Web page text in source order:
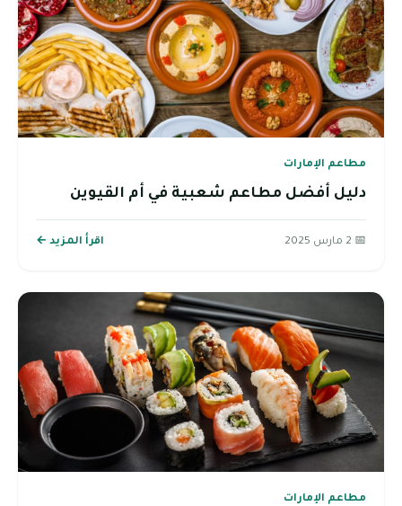
مطاعم الإمارات
دليل أفضل مطاعم شعبية في أم القيوين
📅 2 مارس 2025 اقرأ المزيد ←
مطاعم الإمارات